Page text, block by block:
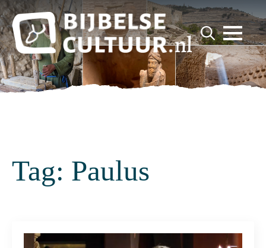
Search
for:
for:
Tag: Paulus